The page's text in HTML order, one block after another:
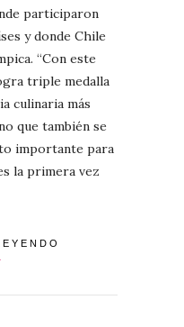
participaron
y donde Chile
“Con este
triple medalla
culinaria más
que también se
importante para
la primera vez